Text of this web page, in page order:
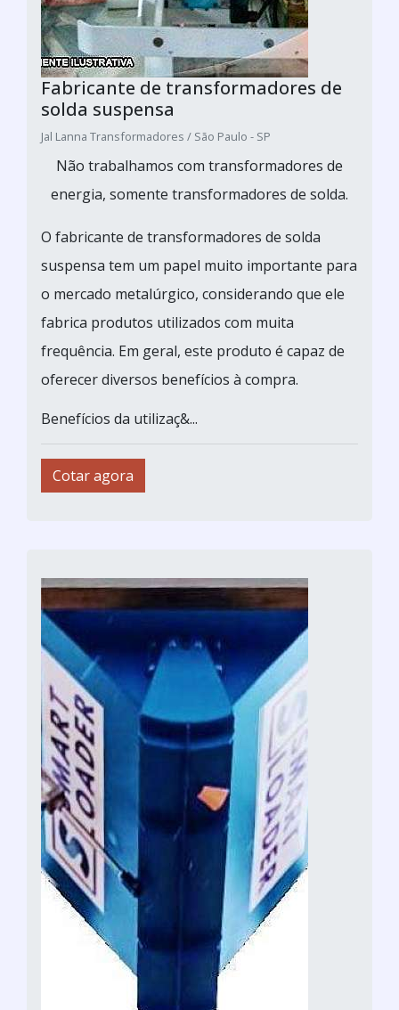
Fabricante de transformadores de
solda suspensa
Jal Lanna Transformadores / São Paulo - SP
Não trabalhamos com transformadores de
energia, somente transformadores de solda.
O fabricante de transformadores de solda
suspensa tem um papel muito importante para
o mercado metalúrgico, considerando que ele
fabrica produtos utilizados com muita
frequência. Em geral, este produto é capaz de
oferecer diversos benefícios à compra.
Benefícios da utilizaç&...
Cotar agora